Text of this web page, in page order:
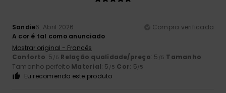
Sandie6. Abril 2026
Compra verificada
A cor é tal como anunciado
Mostrar original - Francês
Conforto: 5 /5 Relação qualidade/preço: 5 /5 Tamanho:
Tamanho perfeito Material: 5 /5 Cor: 5/5
Eu recomendo este produto